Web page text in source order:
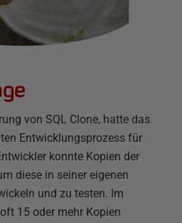
von SQL Clone, hatte das
Entwicklungsprozess für
konnte Kopien der
diese in seiner eigenen
und zu testen. Im
15 oder mehr Kopien